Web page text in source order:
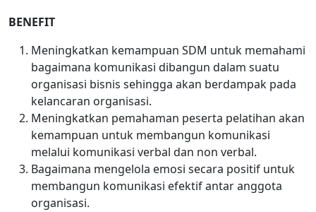
BENEFIT
Meningkatkan kemampuan SDM untuk memahami
bagaimana komunikasi dibangun dalam suatu
organisasi bisnis sehingga akan berdampak pada
kelancaran organisasi.
Meningkatkan pemahaman peserta pelatihan akan
kemampuan untuk membangun komunikasi
melalui komunikasi verbal dan non verbal.
Bagaimana mengelola emosi secara positif untuk
membangun komunikasi efektif antar anggota
organisasi.